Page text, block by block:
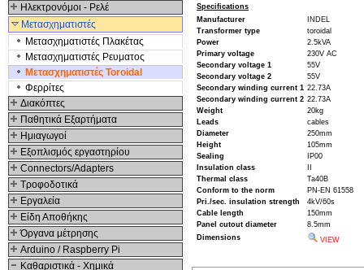
Ηλεκτρονόμοι - Ρελέ
Μετασχηματιστές
Μετασχηματιστές Πλακέτας
Μετασχηματιστές Ρευματος
Μετασχηματιστές Toroidal
Φερρίτες
Διακόπτες
Παθητικά Εξαρτήματα
Hμιαγωγοί
Εξοπλισμός εργαστηρίου
Connectors/Adapters
Τροφοδοτικά
Εργαλεία
Είδη Αποθήκης
Όργανα μέτρησης
Arduino / Raspberry Pi
Καθαριστικά - Χημικά
Specifications
Manufacturer
INDEL
Transformer type
toroidal
Power
2.5kVA
Primary voltage
230V AC
Secondary voltage 1
55V
Secondary voltage 2
55V
Secondary winding current 1 22.73A
Secondary winding current 2 22.73A
Weight
20kg
Leads
cables
Diameter
250mm
Height
105mm
Sealing
IP00
Insulation class
Thermal class
Ta40B
Conform to the norm
PN-EN 61558
Pri./sec. insulation strength
4kV/60s
Cable length
150mm
Panel cutout diameter
8.5mm
Dimensions
VIEW